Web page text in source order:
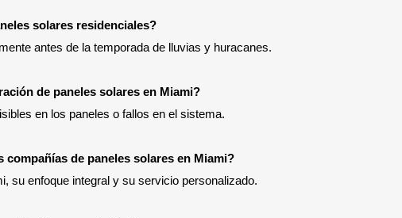
solares residenciales?
antes de la temporada de lluvias y huracanes.
de paneles solares en Miami?
en los paneles o fallos en el sistema.
de paneles solares en Miami?
su enfoque integral y su servicio personalizado.